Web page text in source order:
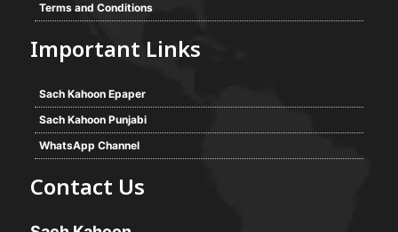
Terms and Conditions
Important Links
Sach Kahoon Epaper
Sach Kahoon Punjabi
WhatsApp Channel
Contact Us